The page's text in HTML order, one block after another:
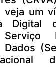
veja um
Digital
Dados